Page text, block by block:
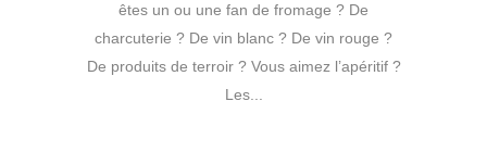
êtes un ou une fan de fromage ? De
charcuterie ? De vin blanc ? De vin rouge ?
De produits de terroir ? Vous aimez l’apéritif ?
Les...